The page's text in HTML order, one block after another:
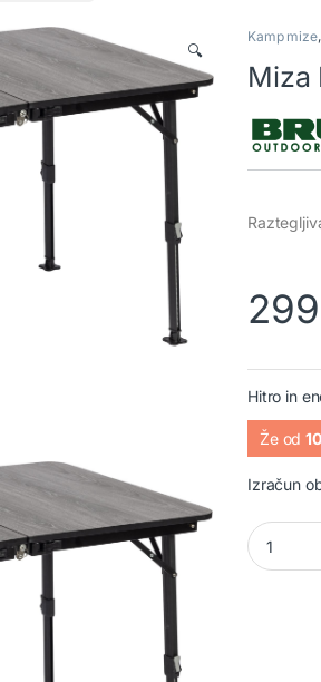
🔍
Kamp mize,
Miza
Hitro in
Že od
Izračun
Miza